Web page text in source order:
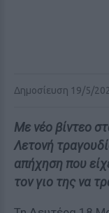
Δημοσίευση 19/5/
Με νέο βίντεο
Λετονή
απήχηση που
τον γιο της να